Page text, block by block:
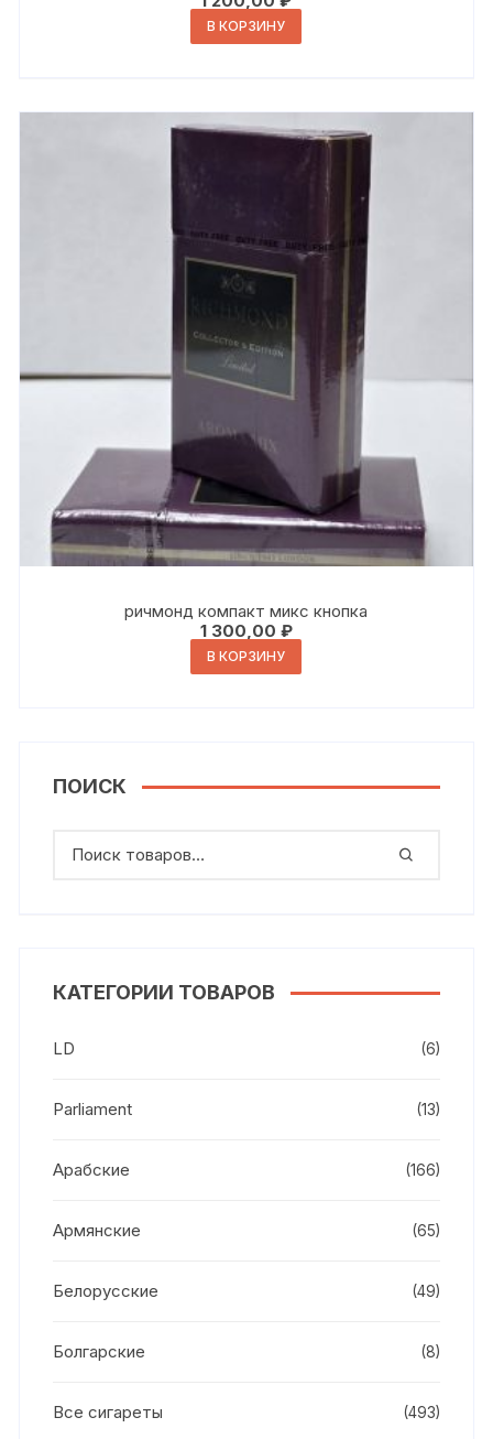
В КОРЗИНУ
ричмонд компакт микс кнопка
1 300,00 ₽
В КОРЗИНУ
ПОИСК
КАТЕГОРИИ ТОВАРОВ
LD (6)
Parliament (13)
Арабские (166)
Армянские (65)
Белорусские (49)
Болгарские (8)
Все сигареты (493)